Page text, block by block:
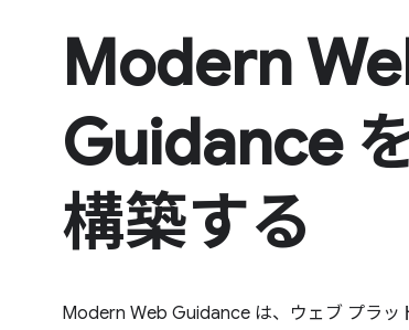
Modern
Guidance
構築する
Modern Web Guidance は、ウェブ プラッ